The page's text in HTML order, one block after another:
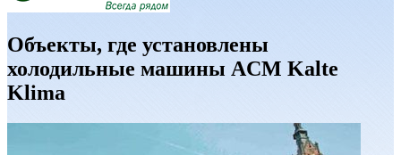
Объекты, где установлены
холодильные машины ACM Kalte
Klima